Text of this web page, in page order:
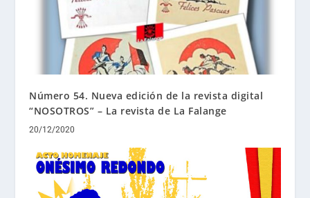
Número 54. Nueva edición de la revista digital
“NOSOTROS” – La revista de La Falange
20/12/2020